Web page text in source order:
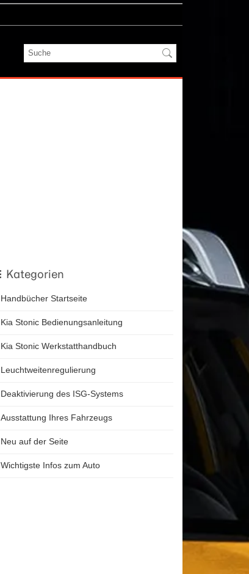
Kategorien
Handbücher Startseite
Kia Stonic Bedienungsanleitung
Kia Stonic Werkstatthandbuch
Leuchtweitenregulierung
Deaktivierung des ISG-Systems
Ausstattung Ihres Fahrzeugs
Neu auf der Seite
Wichtigste Infos zum Auto